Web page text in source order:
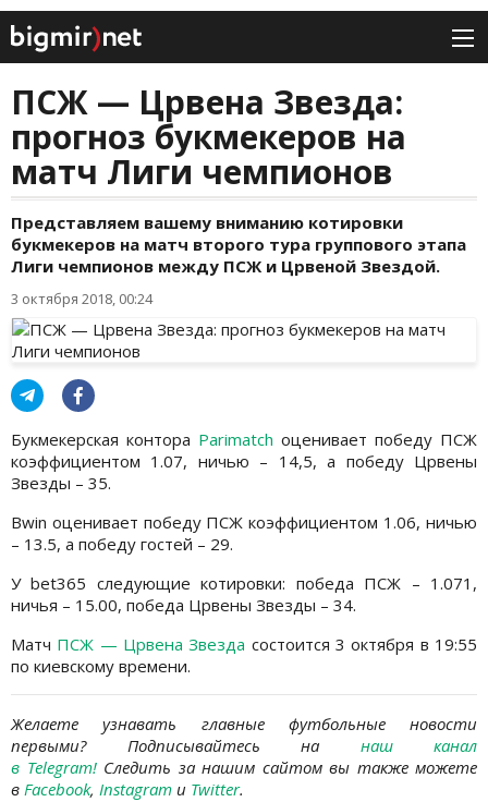
ПСЖ — Црвена Звезда:
прогноз букмекеров на
матч Лиги чемпионов
Представляем вашему вниманию котировки
букмекеров на матч второго тура группового этапа
Лиги чемпионов между ПСЖ и Црвеной Звездой.
3 октября 2018, 00:24
Букмекерская контора Parimatch оценивает победу ПСЖ
коэффициентом 1.07, ничью – 14,5, а победу Црвены
Звезды – 35.
Bwin оценивает победу ПСЖ коэффициентом 1.06, ничью
– 13.5, а победу гостей – 29.
У bet365 следующие котировки: победа ПСЖ – 1.071,
ничья – 15.00, победа Црвены Звезды – 34.
Матч ПСЖ — Црвена Звезда состоится 3 октября в 19:55
по киевскому времени.
Желаете узнавать главные футбольные новости
первыми? Подписывайтесь на наш канал
в Telegram!Следить за нашим сайтом вы также можете
в Facebook, Instagram и Twitter.